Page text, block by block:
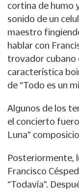
cortina de humo
sonido de un
maestro
hablar con
trovador cubano
característica
de “Todo es un
Algunos de los
el concierto
Luna”
Posteriormente,
Francisco
“Todavía”.